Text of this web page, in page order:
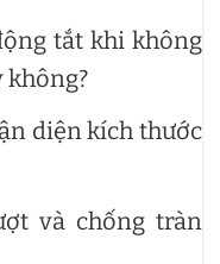
tắt khi không
không?
diện kích thước
và chống tràn